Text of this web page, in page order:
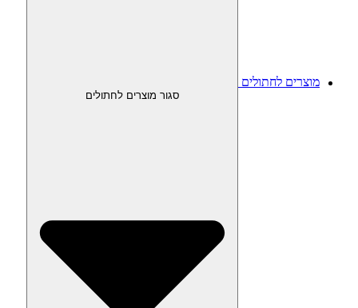
מוצרים לחתולים
סגור מוצרים לחתולים